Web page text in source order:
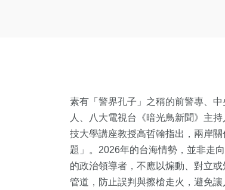
素有「警界孔子」之稱的前警專、
人、八大電視台《暗光鳥新聞》主
技大學講座教授高哲翰指出，兩岸
題」。2026年的台海情勢，並非走
的政治領導者，不應以煽動、對立
管道，防止誤判與擦槍走火，避免讓